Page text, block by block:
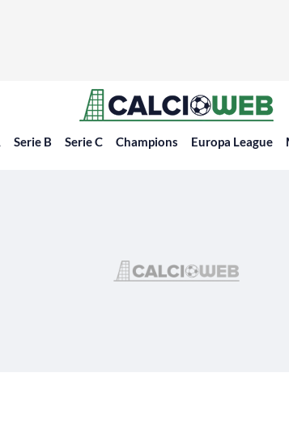
Serie B Serie C Champions Europa League